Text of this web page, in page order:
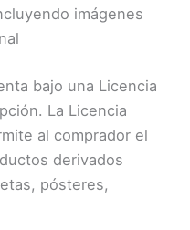
imágenes
bajo una Licencia
La Licencia
al comprador el
derivados
pósteres,